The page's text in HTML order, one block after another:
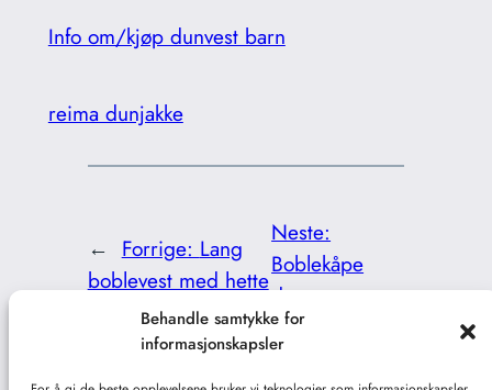
Behandle samtykke for
informasjonskapsler
Info om/kjøp dunvest barn
reima dunjakke
← Forrige: Lang
boblevest med hette
Neste:
Boblekåpe
dame →